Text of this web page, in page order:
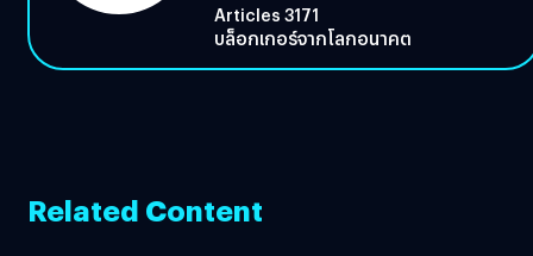
Articles 3171
บล็อกเกอร์จากโลกอนาคต
Related Content